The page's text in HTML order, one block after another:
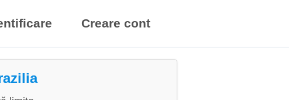
Creare cont